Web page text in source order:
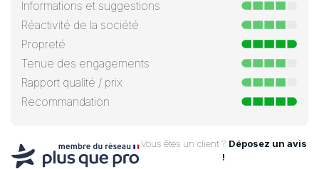
Informations et suggestions
Réactivité de la société
Propreté
Tenue des engagements
Rapport qualité / prix
Recommandation
Vous êtes un client ? Déposez un avis
!